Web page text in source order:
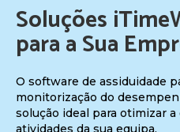
Soluções
para a Sua
O software de assiduidade
monitorização do
solução ideal para otimizar
atividades da sua equipa.